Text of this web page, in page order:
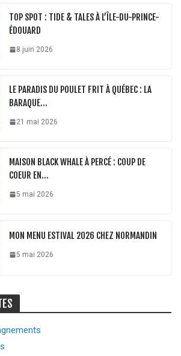
TOP SPOT : TIDE & TALES À L’ÎLE-DU-PRINCE-
ÉDOUARD
8 juin 2026
LE PARADIS DU POULET FRIT À QUÉBEC : LA
BARAQUE…
21 mai 2026
MAISON BLACK WHALE À PERCÉ : COUP DE
COEUR EN…
5 mai 2026
MON MENU ESTIVAL 2026 CHEZ NORMANDIN
5 mai 2026